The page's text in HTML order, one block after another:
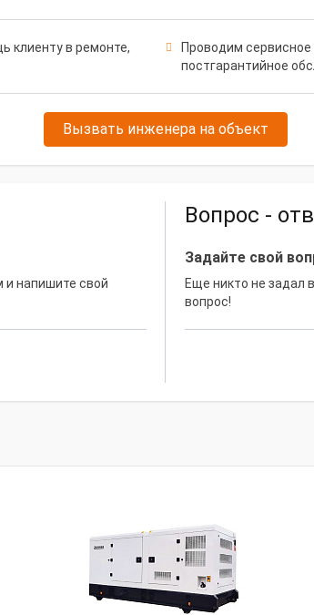
клиенту в ремонте,
Проводим
постгарантийное
Вызвать инженера на объект
и напишите свой
Вопрос -
Задайте свой
Еще никто не задал
вопрос!